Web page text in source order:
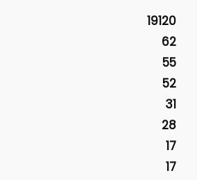
19120
62
55
52
31
28
17
17